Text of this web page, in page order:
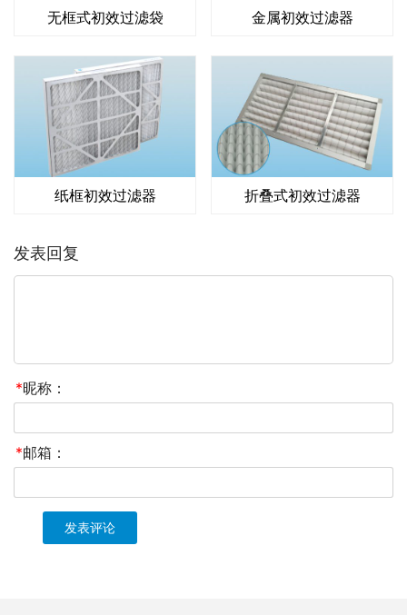
无框式初效过滤袋 金属初效过滤器
纸框初效过滤器 折叠式初效过滤器
发表回复
*昵称：
*邮箱：